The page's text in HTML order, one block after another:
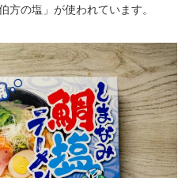
方の塩」が使われています。